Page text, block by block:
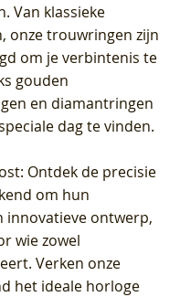
Van klassieke
onze trouwringen zijn
om je verbintenis te
gouden
en diamantringen
dag te vinden.
: Ontdek de precisie
om hun
innovatieve ontwerp,
wie zowel
Verken onze
het ideale horloge